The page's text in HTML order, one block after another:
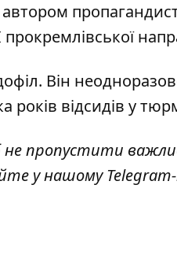
Він
років відсидів у
пропустити
у нашому